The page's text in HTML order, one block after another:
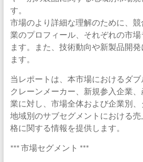
す。
市場のより詳細な理解のために、
業のプロフィール、それぞれの市
ます。また、技術動向や新製品開
ます。
当レポートは、本市場におけるダ
クレーンメーカー、新規参入企業
業に対し、市場全体および企業別、
地域別のサブセグメントにおける
格に関する情報を提供します。
*** 市場セグメント ***